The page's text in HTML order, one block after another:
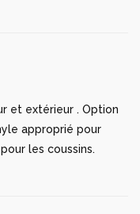
et extérieur . Option
approprié pour
les coussins.